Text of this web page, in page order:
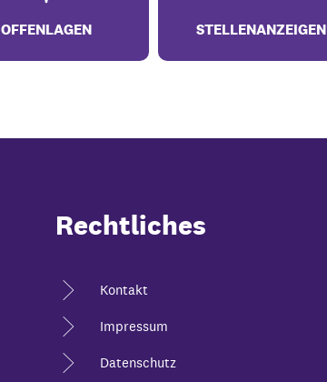
OFFENLAGEN STELLENANZEIGEN
Rechtliches
Kontakt
Impressum
Datenschutz